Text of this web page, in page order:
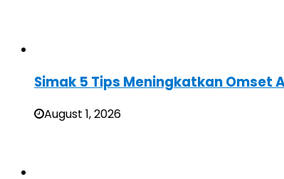
Simak 5 Tips Meningkatkan Omset
August 1, 2026